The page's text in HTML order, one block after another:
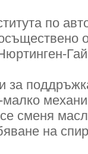
по
за
малко
сменя
на